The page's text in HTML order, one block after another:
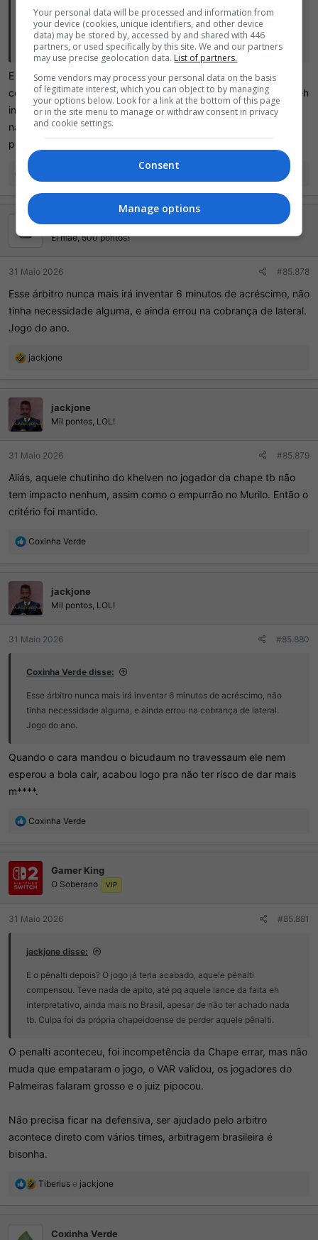
Hj foi no apito, arbitro pipocou para os jogadores do Palmeiras,
pediu pra ir no VAR e inventou uma falta.
E o pênalti depois? O jogo já teria acabado, aquele pênalti
compensou. Teve nada de apito, até pq aquele lance da falta eh
interpretativo, ainda mais no Brasil, apesar de não ter achado
nada tb. Culpa foi da própria chapeidoense de perder aquele
pênalti.
R
a
ç
õ
e
Nicko
Coxinha Verde
Ei mãe, 500 pontos!
31 Maio 2026 #85.878
Esse árbitro nunca mais irá inventar 6 minutos de acréscimo, não
tinha necessidade alguma, e ainda errou na cobrança de lateral.
Jogo do ano.
R
ç
õ
e
s
jackjone
jackjone
Mil pontos, LOL!
31 Maio 2026 #85.879
Aliás, aquele chutinho do khelven no jogador da chape tb não
tem impacto nenhum, assim como o empurrão no Murilo. Então o
critério foi mantido.
R
ç
õ
e
s
Coxinha Verde
jackjone
Mil pontos, LOL!
31 Maio 2026 #85.880
Coxinha Verde disse:
Esse árbitro nunca mais irá inventar 6 minutos de acréscimo, não
tinha necessidade alguma, e ainda errou na cobrança de lateral.
Jogo do ano.
Quando o cara mandou o bicudaum no travessaum ele nem
esperou a bola cair, acabou logo pra não ter risco de dar mais
m****.
R
ç
õ
e
s
Coxinha Verde
Gamer King
O Soberano VIP
31 Maio 2026 #85.881
jackjone disse:
E o pênalti depois? O jogo já teria acabado, aquele pênalti
compensou. Teve nada de apito, até pq aquele lance da falta eh
interpretativo, ainda mais no Brasil, apesar de não ter achado nada
tb. Culpa foi da própria chapeidoense de perder aquele pênalti.
O penalti aconteceu, foi incompetência da Chape errar, mas não
muda que empataram o jogo, o VAR validou, os jogadores do
Palmeiras falaram grosso e o juiz pipocou.
Não precisa ficar na defensiva, ser ajudado pelo arbitro
acontece direto com vários times, arbitragem brasileira é
bisonha.
R
Tiberius e jackjone
Coxinha Verde
Your personal data will be processed and information from
your device (cookies, unique identifiers, and other device
data) may be stored by, accessed by and shared with 446
partners, or used specifically by this site. We and our partners
may use precise geolocation data. List of partners.
Some vendors may process your personal data on the basis
of legitimate interest, which you can object to by managing
your options below. Look for a link at the bottom of this page
or in the site menu to manage or withdraw consent in privacy
and cookie settings.
Consent
Manage options